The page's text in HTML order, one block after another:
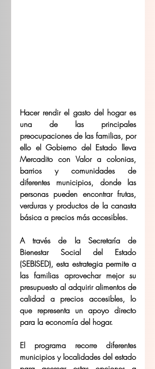
Hacer rendir el gasto del hogar es
una de las principales
preocupaciones de las familias, por
ello el Gobierno del Estado lleva
Mercadito con Valor a colonias,
barrios y comunidades de
diferentes municipios, donde las
personas pueden encontrar frutas,
verduras y productos de la canasta
básica a precios más accesibles.
A través de la Secretaría de
Bienestar Social del Estado
(SEBISED), esta estrategia permite a
las familias aprovechar mejor su
presupuesto al adquirir alimentos de
calidad a precios accesibles, lo
que representa un apoyo directo
para la economía del hogar.
El programa recorre diferentes
municipios y localidades del estado